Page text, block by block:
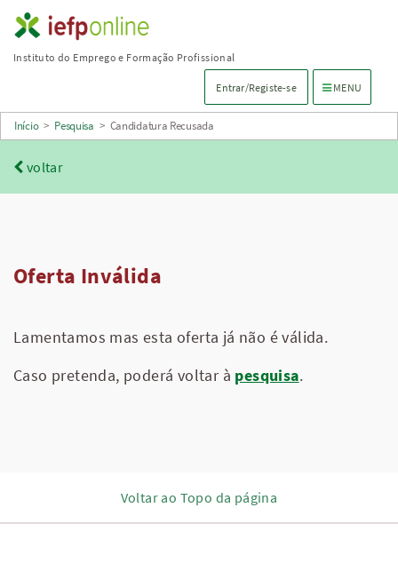
Saltar
para
principal
Instituto do Emprego e Formação Profissional
Entrar/Registe-se Menu de
MENU
Início > Pesquisa > Candidatura Recusada
voltar
Oferta Inválida
Lamentamos mas esta oferta já não é válida.
Caso pretenda, poderá voltar à pesquisa.
Voltar ao Topo da página